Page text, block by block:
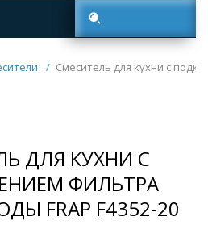
комнат
/ Смеситель для кухни с
ДЛЯ КУХНИ С
ФИЛЬТРА
FRAP F4352-20